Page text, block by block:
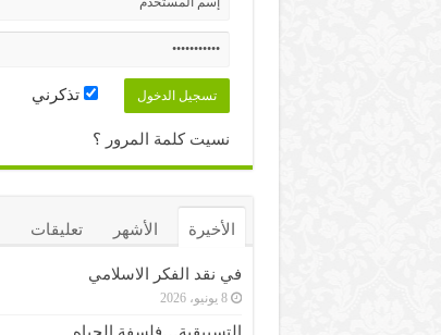
تذكرني
نسيت كلمة المرور ؟
الأخيرة الأشهر تعليقات
في نقد الفكر الاسلامي
8 يونيو، 2026
التسييقية…فلسفة الحياه